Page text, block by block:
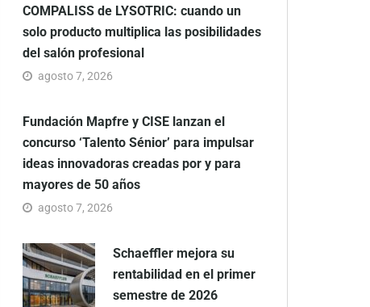
COMPALISS de LYSOTRIC: cuando un
solo producto multiplica las posibilidades
del salón profesional
agosto 7, 2026
Fundación Mapfre y CISE lanzan el
concurso ‘Talento Sénior’ para impulsar
ideas innovadoras creadas por y para
mayores de 50 años
agosto 7, 2026
Schaeffler mejora su
rentabilidad en el primer
semestre de 2026